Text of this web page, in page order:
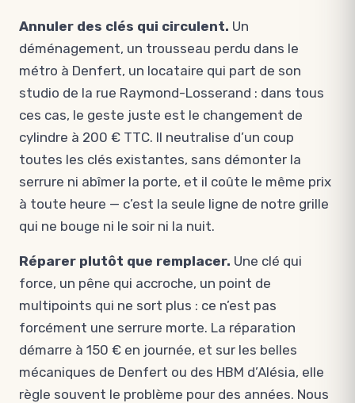
Annuler des clés qui circulent. Un
déménagement, un trousseau perdu dans le
métro à Denfert, un locataire qui part de son
studio de la rue Raymond-Losserand : dans tous
ces cas, le geste juste est le changement de
cylindre à 200 € TTC. Il neutralise d’un coup
toutes les clés existantes, sans démonter la
serrure ni abîmer la porte, et il coûte le même prix
à toute heure — c’est la seule ligne de notre grille
qui ne bouge ni le soir ni la nuit.
Réparer plutôt que remplacer. Une clé qui
force, un pêne qui accroche, un point de
multipoints qui ne sort plus : ce n’est pas
forcément une serrure morte. La réparation
démarre à 150 € en journée, et sur les belles
mécaniques de Denfert ou des HBM d’Alésia, elle
règle souvent le problème pour des années. Nous